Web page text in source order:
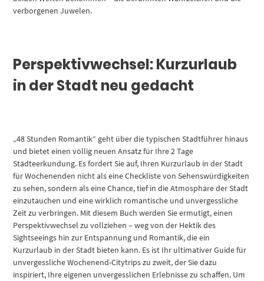
verborgenen Juwelen.
Perspektivwechsel: Kurzurlaub
in der Stadt neu gedacht
„48 Stunden Romantik“ geht über die typischen Stadtführer hinaus
und bietet einen völlig neuen Ansatz für Ihre 2 Tage
Städteerkundung. Es fordert Sie auf, Ihren Kurzurlaub in der Stadt
für Wochenenden nicht als eine Checkliste von Sehenswürdigkeiten
zu sehen, sondern als eine Chance, tief in die Atmosphäre der Stadt
einzutauchen und eine wirklich romantische und unvergessliche
Zeit zu verbringen. Mit diesem Buch werden Sie ermutigt, einen
Perspektivwechsel zu vollziehen – weg von der Hektik des
Sightseeings hin zur Entspannung und Romantik, die ein
Kurzurlaub in der Stadt bieten kann. Es ist Ihr ultimativer Guide für
unvergessliche Wochenend-Citytrips zu zweit, der Sie dazu
inspiriert, Ihre eigenen unvergesslichen Erlebnisse zu schaffen. Um